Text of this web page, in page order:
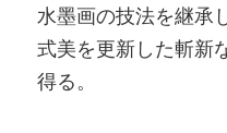
水墨画の技法を継承
式美を更新した斬新
得る。